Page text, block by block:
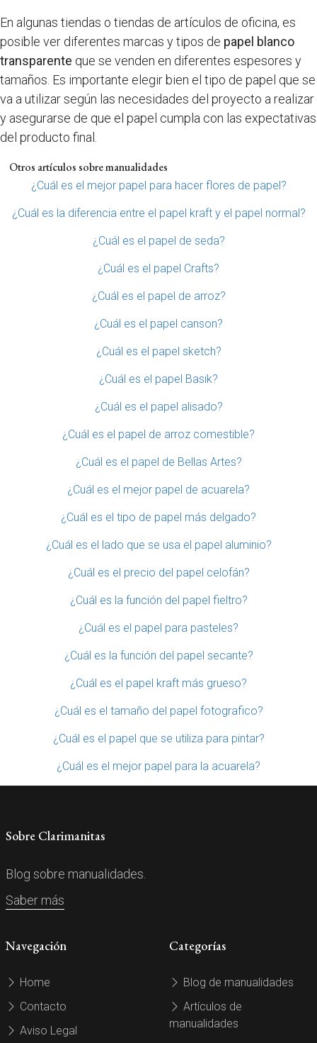
En algunas tiendas o tiendas de artículos de oficina, es
posible ver diferentes marcas y tipos de papel blanco
transparente que se venden en diferentes espesores y
tamaños. Es importante elegir bien el tipo de papel que se
va a utilizar según las necesidades del proyecto a realizar
y asegurarse de que el papel cumpla con las expectativas
del producto final.
Otros artículos sobre manualidades
¿Cuál es el mejor papel para hacer flores de papel?
¿Cuál es la diferencia entre el papel kraft y el papel normal?
¿Cuál es el papel de seda?
¿Cuál es el papel Crafts?
¿Cuál es el papel de arroz?
¿Cuál es el papel canson?
¿Cuál es el papel sketch?
¿Cuál es el papel Basik?
¿Cuál es el papel alisado?
¿Cuál es el papel de arroz comestible?
¿Cuál es el papel de Bellas Artes?
¿Cuál es el mejor papel de acuarela?
¿Cuál es el tipo de papel más delgado?
¿Cuál es el lado que se usa el papel aluminio?
¿Cuál es el precio del papel celofán?
¿Cuál es la función del papel fieltro?
¿Cuál es el papel para pasteles?
¿Cuál es la función del papel secante?
¿Cuál es el papel kraft más grueso?
¿Cuál es el tamaño del papel fotografico?
¿Cuál es el papel que se utiliza para pintar?
¿Cuál es el mejor papel para la acuarela?
Sobre Clarimanitas
Blog sobre manualidades.
Saber más
Navegación
Home
Contacto
Aviso Legal
Categorías
Blog de manualidades
Artículos de
manualidades